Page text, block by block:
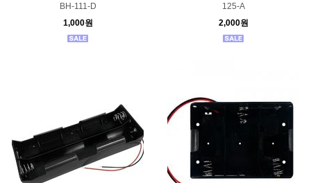
BH-111-D
1,000원
125-A
2,000원